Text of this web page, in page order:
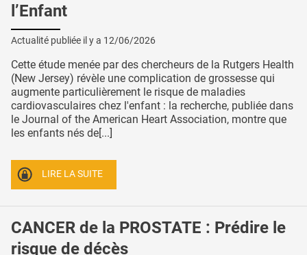
l’Enfant
Actualité publiée il y a 12/06/2026
Cette étude menée par des chercheurs de la Rutgers Health
(New Jersey) révèle une complication de grossesse qui
augmente particulièrement le risque de maladies
cardiovasculaires chez l'enfant : la recherche, publiée dans
le Journal of the American Heart Association, montre que
les enfants nés de[...]
LIRE LA SUITE
CANCER de la PROSTATE : Prédire le
risque de décès